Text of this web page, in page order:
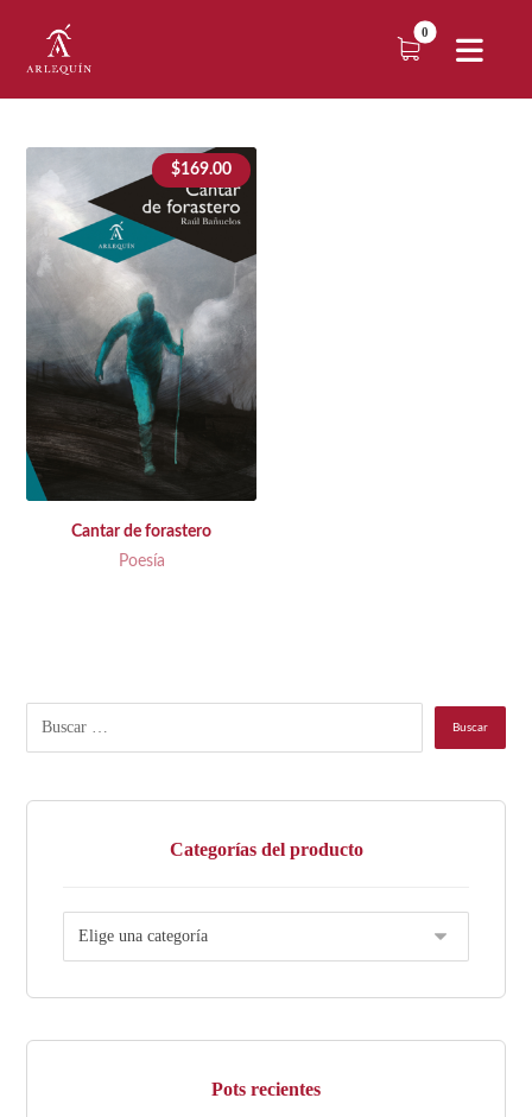
Cantar de forastero
Poesía
$169.00
Categorías del producto
Pots recientes